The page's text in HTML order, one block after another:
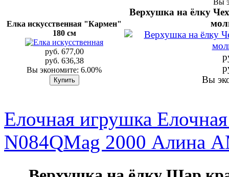
Елка искусственная "Кармен"
180 см
руб. 677,00
руб. 636,38
Вы экономите: 6.00%
Верхушка на ёлку
Вы
Елочная игрушка
N084QMag 2000 Алина